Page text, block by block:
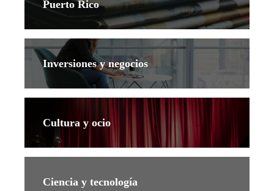
Puerto Rico
Inversiones y negocios
Cultura y ocio
Ciencia y tecnología